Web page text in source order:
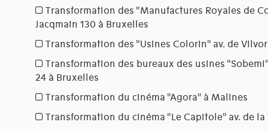
Transformation des "Manufactures Royales de
Jacqmain 130 à Bruxelles
Transformation des "Usines Colorin" av. de
Transformation des bureaux des usines
24 à Bruxelles
Transformation du cinéma "Agora" à Malines
Transformation du cinéma "Le Capitole" av. de